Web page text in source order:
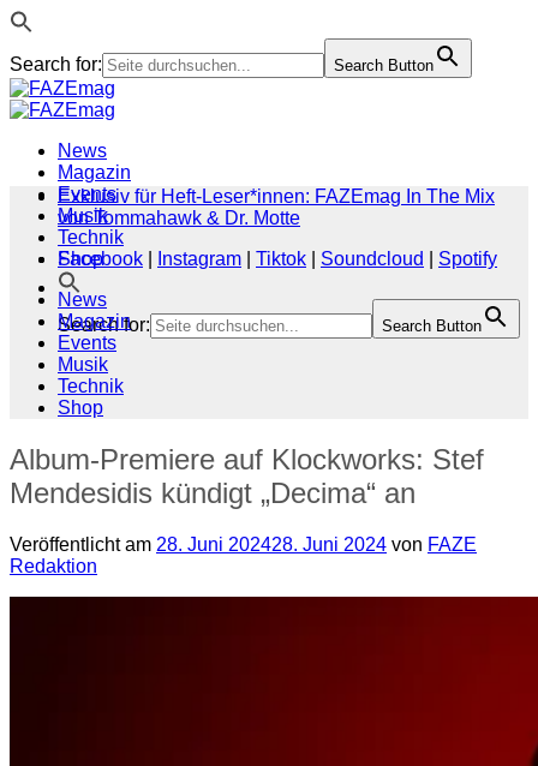
Search for: Search Button
Zum
Inhalt
News
Magazin
Events
Musik
Technik
Shop
Search for: Search Button
Exklusiv für Heft-Leser*innen: FAZEmag In The Mix
von Tommahawk & Dr. Motte
Facebook
Instagram Tiktok Soundcloud
Spotify
News
Magazin
Events
Musik
Technik
Shop
Album-Premiere auf Klockworks: Stef
Mendesidis kündigt „Decima“ an
Veröffentlicht am 28. Juni 202428. Juni 2024 von FAZE
Redaktion